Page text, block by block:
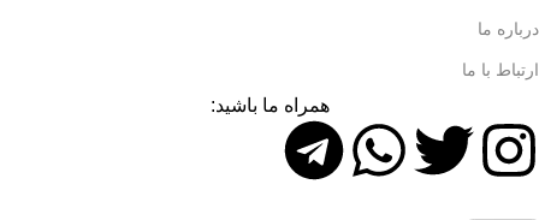
درباره ما
ارتباط با ما
همراه ما باشید: